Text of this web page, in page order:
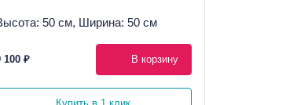
50 см, Ширина: 50 см
100 ₽ В корзину